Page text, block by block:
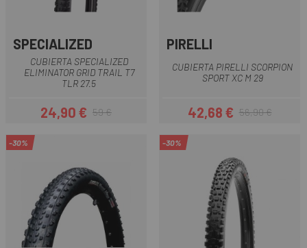
SPECIALIZED
CUBIERTA SPECIALIZED
ELIMINATOR GRID TRAIL T7
TLR 27.5
Precio
24,90 €Precio regular
59 €
PIRELLI
CUBIERTA PIRELLI SCORPION
SPORT XC M 29
Precio
42,68 €Precio regular
56,90 €
-30% -30%